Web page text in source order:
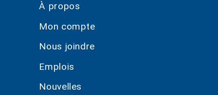
À propos
Mon compte
Nous joindre
Emplois
Nouvelles